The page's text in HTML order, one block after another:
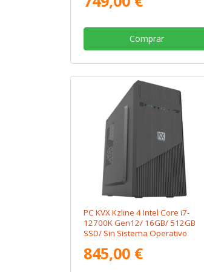
Comprar
PC KVX Kzline 4 Intel Core i7-
12700K Gen12/ 16GB/ 512GB
SSD/ Sin Sistema Operativo
845,00 €